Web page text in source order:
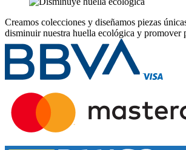
Creamos colecciones y diseñamos piezas
disminuir nuestra huella ecológica y promover